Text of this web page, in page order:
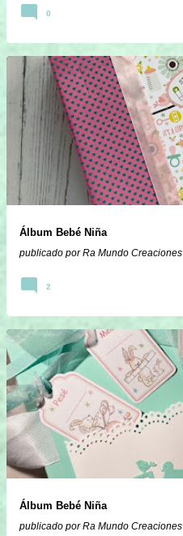
0
Álbum Bebé Niña
publicado porRa Mundo Creaciones
2
Álbum Bebé Niña
publicado porRa Mundo Creaciones